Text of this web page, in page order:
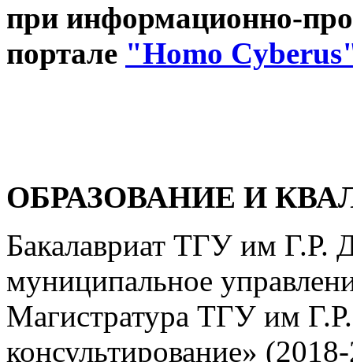
при информационно-
портале "Homo
ОБРАЗОВАНИЕ И
Бакалавриат ТГУ им Г.Р.
муниципальное
Магистратура ТГУ им
консультирование»